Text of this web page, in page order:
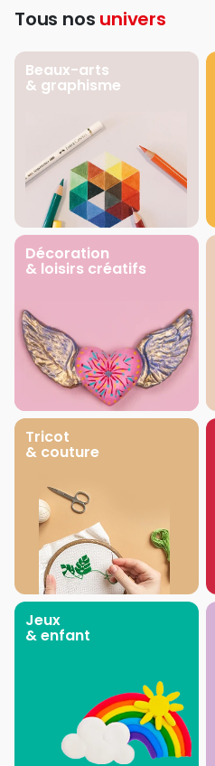
Tous nos univers
Beaux-arts
& graphisme
Décoration
& loisirs créatifs
Tricot
& couture
Jeux
& enfant